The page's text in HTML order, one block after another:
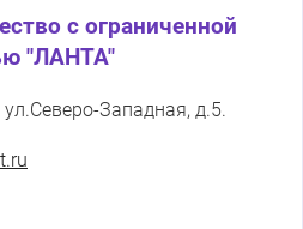
с ограниченной
"ЛАНТА"
Западная, д.5.